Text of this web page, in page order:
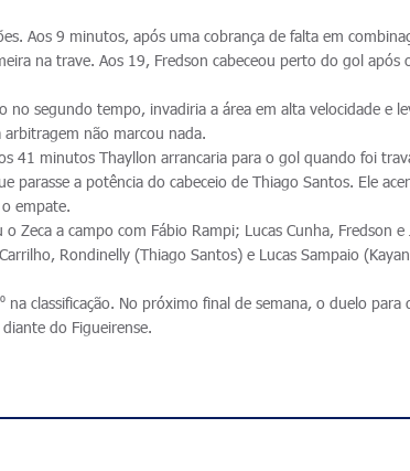
Aos 9 minutos, após uma cobrança de falta em
na trave. Aos 19, Fredson cabeceou perto do gol após
no segundo tempo, invadiria a área em alta velocidade e
arbitragem não marcou nada.
41 minutos Thayllon arrancaria para o gol quando foi
parasse a potência do cabeceio de Thiago Santos. Ele
empate.
Zeca a campo com Fábio Rampi; Lucas Cunha, Fredson e
Rondinelly (Thiago Santos) e Lucas Sampaio
classificação. No próximo final de semana, o duelo para
do Figueirense.